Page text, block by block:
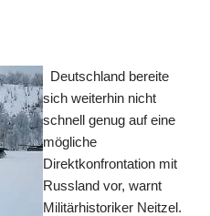
Deutschland bereite
sich weiterhin nicht
schnell genug auf eine
mögliche
Direktkonfrontation mit
Russland vor, warnt
Militärhistoriker Neitzel.